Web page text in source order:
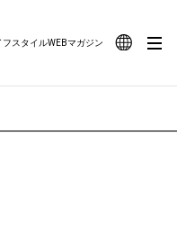
スタイルWEBマガジン
#OUTDOOR